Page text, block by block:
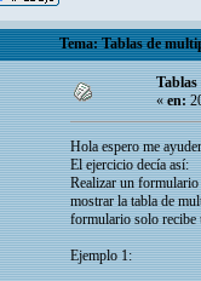
Tema: Tablas de
«en:
Hola espero me
El ejercicio decía así:
Realizar un
mostrar la tabla de
formulario solo recibe
Ejemplo 1: